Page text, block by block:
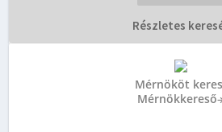
Részletes
Mérnököt
Mérnökkereső